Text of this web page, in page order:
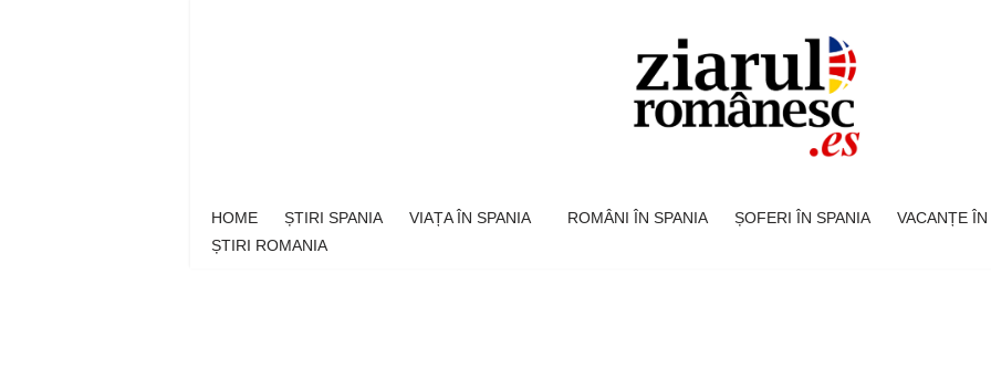
HOME ȘTIRI SPANIA VIAȚA ÎN SPANIA ROMÂNI ÎN SPANIA ȘOFERI ÎN SPANIA
VACANȚE ÎN
ȘTIRI ROMANIA